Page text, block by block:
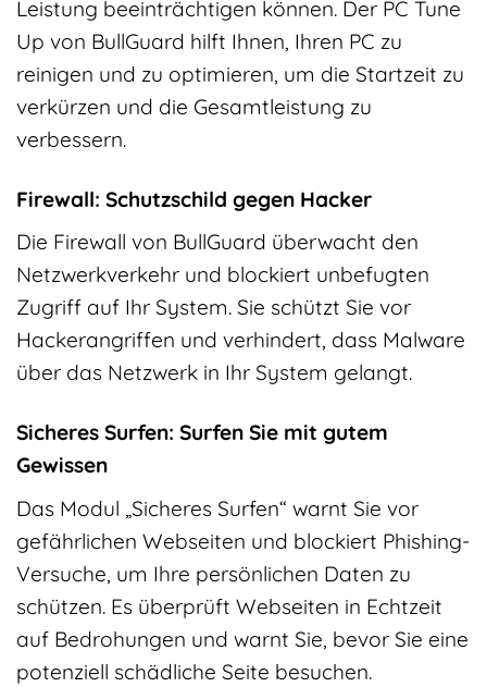
Leistung beeinträchtigen können. Der PC Tune
Up von BullGuard hilft Ihnen, Ihren PC zu
reinigen und zu optimieren, um die Startzeit zu
verkürzen und die Gesamtleistung zu
verbessern.
Firewall: Schutzschild gegen Hacker
Die Firewall von BullGuard überwacht den
Netzwerkverkehr und blockiert unbefugten
Zugriff auf Ihr System. Sie schützt Sie vor
Hackerangriffen und verhindert, dass Malware
über das Netzwerk in Ihr System gelangt.
Sicheres Surfen: Surfen Sie mit gutem
Gewissen
Das Modul „Sicheres Surfen“ warnt Sie vor
gefährlichen Webseiten und blockiert Phishing-
Versuche, um Ihre persönlichen Daten zu
schützen. Es überprüft Webseiten in Echtzeit
auf Bedrohungen und warnt Sie, bevor Sie eine
potenziell schädliche Seite besuchen.